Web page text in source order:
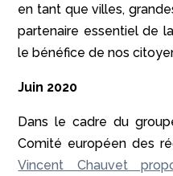
en tant que villes,
partenaire essentiel de
le bénéfice de nos
Juin 2020
Dans le cadre du
Comité européen des
Vincent Chauvet